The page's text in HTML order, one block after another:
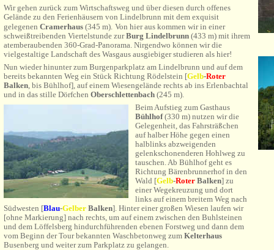
Wir gehen zurück zum Wirtschaftsweg und über diesen durch offenes
Gelände zu den Ferienhäusern von Lindelbrunn mit dem exquisit
gelegenen Cramerhaus (345 m). Von hier aus kommen wir in einer
schweißtreibenden Viertelstunde zurBurg Lindelbrunn (433 m) mit ihrem
atemberaubenden 360-Grad-Panorama. Nirgendwo können wir die
vielgestaltige Landschaft des Wasgaus ausgiebiger studieren als hier!
Nun wieder hinunter zum Burgenparkplatz am Lindelbrunn und auf dem
bereits bekannten Weg ein Stück Richtung Rödelstein [Gelb-Roter
Balken, bis Bühlhof], auf einem Wiesengelände rechts ab ins Erlenbachtal
und in das stille Dörfchen Oberschlettenbach (245 m).
Beim Aufstieg zum Gasthaus
Bühlhof(330 m) nutzen wir die
Gelegenheit, das Fahrsträßchen
auf halber Höhe gegen einen
halblinks abzweigenden
gelenkschonenderen Hohlweg zu
tauschen. Ab Bühlhof geht es
Richtung Bärenbrunnerhof in den
Wald [Gelb-Roter Balken] zu
einer Wegekreuzung und dort
links auf einem breitem Weg nach
Südwesten [Blau-Gelber Balken]. Hinter einer großen Wiesen laufen wir
[ohne Markierung] nach rechts, um auf einem zwischen den Buhlsteinen
und dem Löffelsberg hindurchführenden ebenen Forstweg und dann dem
vom Beginn der Tour bekannten Waschbetonweg zum Kelterhaus
Busenberg und weiter zum Parkplatz zu gelangen.